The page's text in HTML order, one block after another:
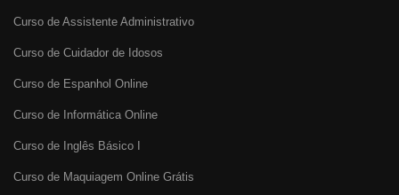
Curso de Assistente Administrativo
Curso de Cuidador de Idosos
Curso de Espanhol Online
Curso de Informática Online
Curso de Inglês Básico I
Curso de Maquiagem Online Grátis